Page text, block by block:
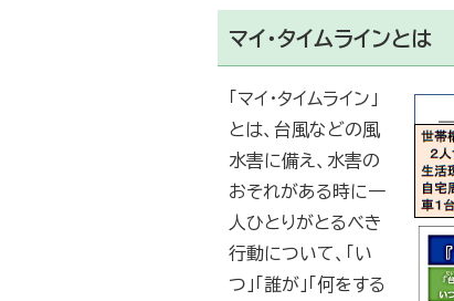
マイ・タイムラインとは
「マイ・タイムライン」
とは、台風などの風
水害に備え、水害の
おそれがある時に一
人ひとりがとるべき
行動について、「い
つ」「誰が」「何をする